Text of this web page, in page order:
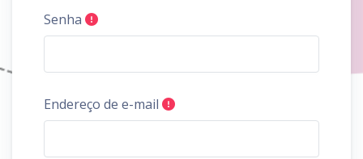
Senha
Endereço de e-mail